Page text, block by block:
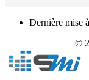
Dernière mise
Messadine
©